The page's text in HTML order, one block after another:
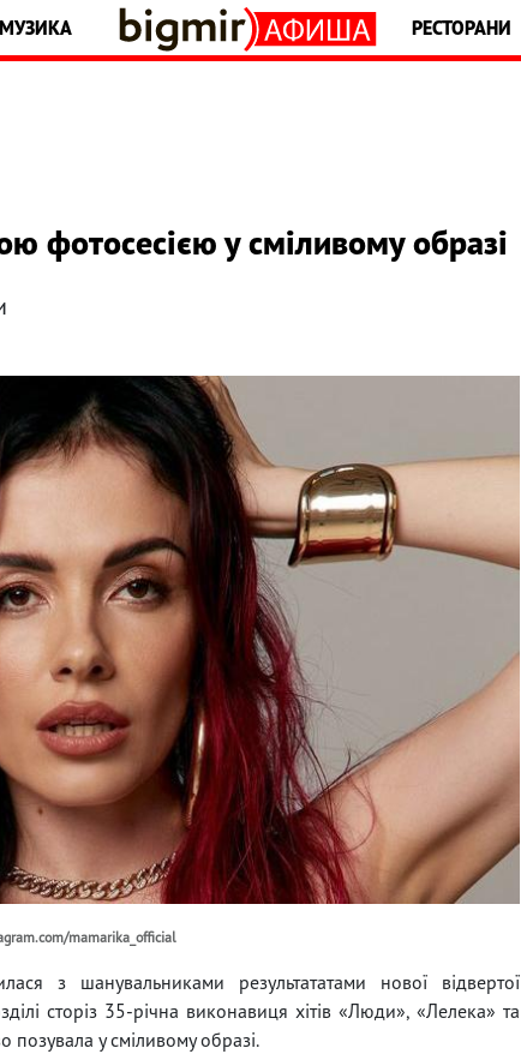
МУЗИКА РЕСТОРАНИ
фотосесією у сміливому образі
mamarika_official
з шанувальниками результататами нової відвертої
сторіз 35-річна виконавиця хітів «Люди», «Лелека» та
у сміливому образі.